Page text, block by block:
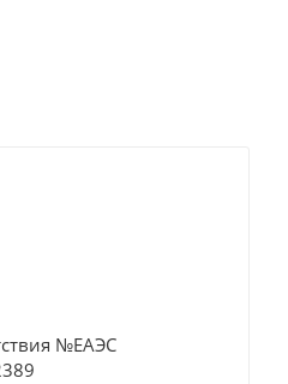
№ЕАЭС